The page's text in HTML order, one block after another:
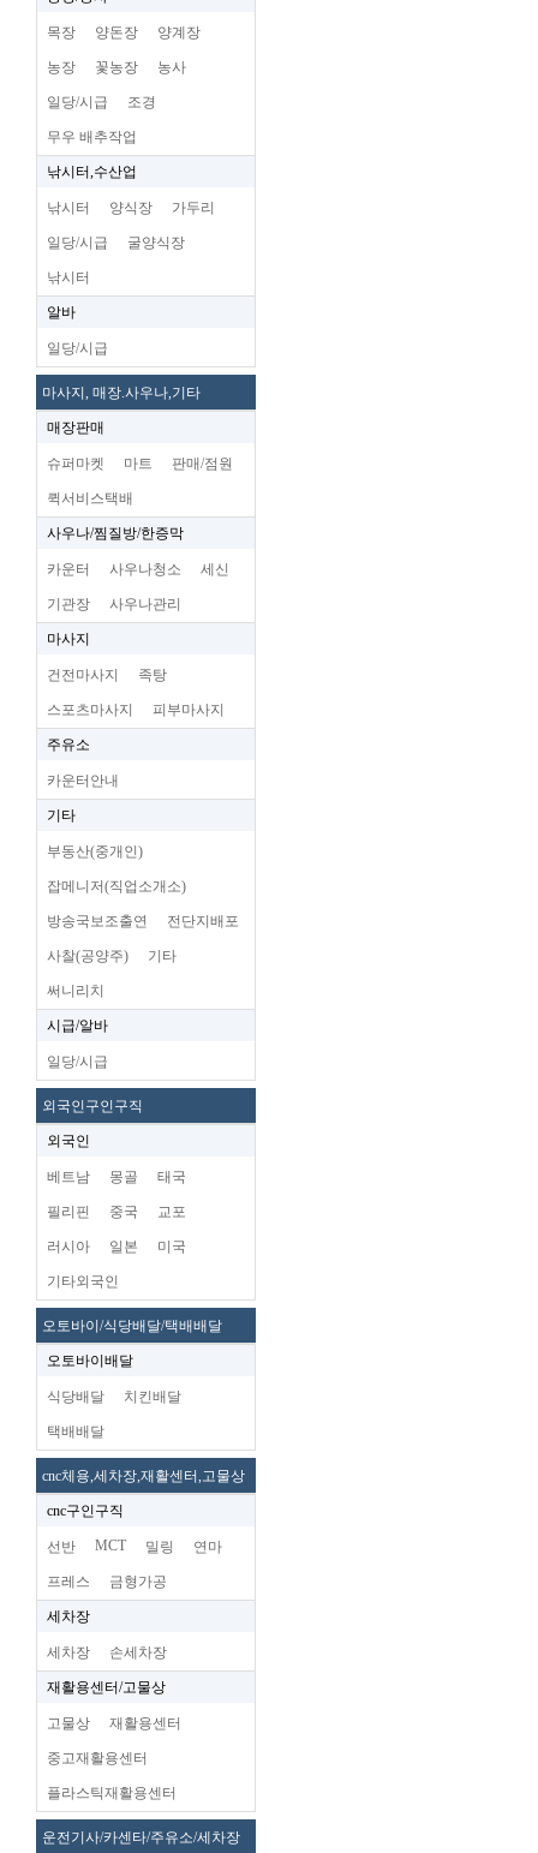
목장 양돈장 양계장
농장 꽃농장 농사
일당/시급 조경
무우 배추작업
낚시터,수산업
낚시터 양식장 가두리
일당/시급 굴양식장
낚시터
알바
일당/시급
마사지, 매장.사우나,기타
매장판매
슈퍼마켓 마트 판매/점원
퀵서비스택배
사우나/찜질방/한증막
카운터 사우나청소 세신
기관장 사우나관리
마사지
건전마사지 족탕
스포츠마사지 피부마사지
주유소
카운터안내
기타
부동산(중개인)
잡메니저(직업소개소)
방송국보조출연 전단지배포
사찰(공양주) 기타
써니리치
시급/알바
일당/시급
외국인구인구직
외국인
베트남 몽골 태국
필리핀 중국 교포
러시아 일본 미국
기타외국인
오토바이/식당배달/택배배달
오토바이배달
식당배달 치킨배달
택배배달
cnc체용,세차장,재활센터,고물상
cnc구인구직
선반 MCT 밀링 연마
프레스 금형가공
세차장
세차장 손세차장
재활용센터/고물상
고물상 재활용센터
중고재활용센터
플라스틱재활용센터
운전기사/카센타/주유소/세차장